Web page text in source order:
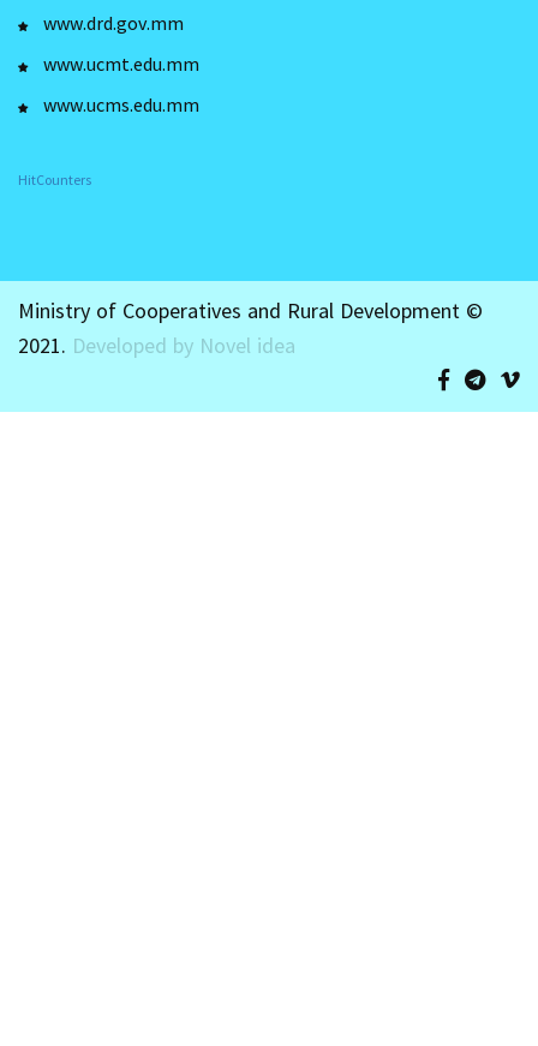
www.drd.gov.mm
www.ucmt.edu.mm
www.ucms.edu.mm
HitCounters
Ministry of Cooperatives and Rural Development ©
2021. Developed by Novel idea